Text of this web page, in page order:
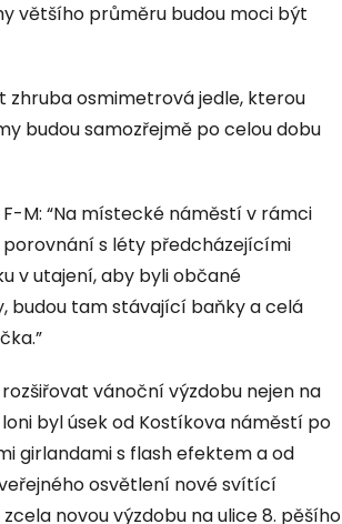
většího průměru budou moci být
zhruba osmimetrová jedle, kterou
budou samozřejmě po celou dobu
M: “Na místecké náměstí v rámci
s léty předcházejícími
v utajení, aby byli občané
budou tam stávající baňky a celá
vánoční výzdobu nejen na
byl úsek od Kostíkova náměstí po
girlandami s flash efektem a od
osvětlení nové svítící
novou výzdobu na ulice 8. pěšího